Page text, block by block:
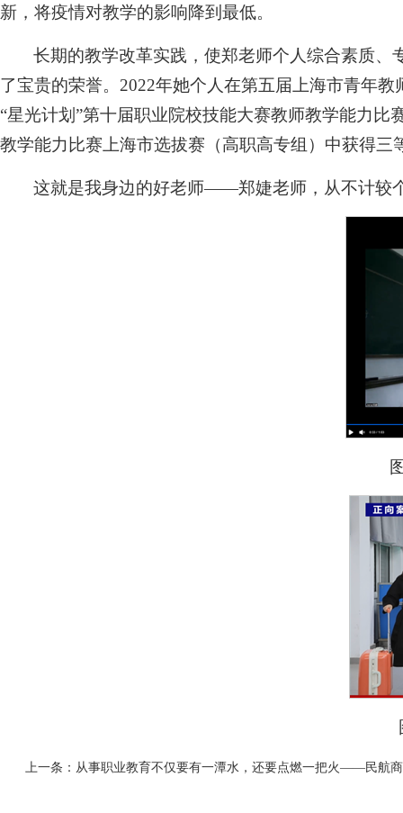
新，将疫情对教学的影响降到最低。
长期的教学改革实践，使郑老师个人综合素质
了宝贵的荣誉。2022年她个人在第五届上海市青年
“星光计划”第十届职业院校技能大赛教师教学能力
教学能力比赛上海市选拔赛（高职高专组）中获得三
这就是我身边的好老师——郑婕老师，从不计较
上一条： 从事职业教育不仅要有一潭水，还要点燃一把火——民航